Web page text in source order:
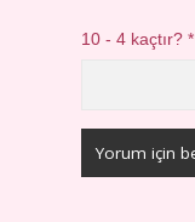
10 - 4 kaçtır?*